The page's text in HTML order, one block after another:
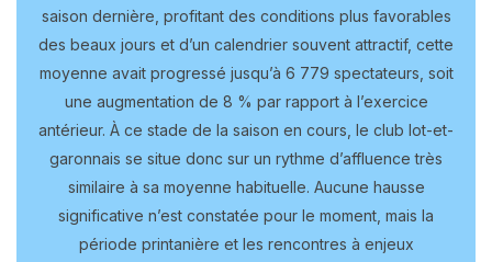
saison dernière, profitant des conditions plus favorables
des beaux jours et d’un calendrier souvent attractif, cette
moyenne avait progressé jusqu’à 6 779 spectateurs, soit
une augmentation de 8 % par rapport à l’exercice
antérieur. À ce stade de la saison en cours, le club lot-et-
garonnais se situe donc sur un rythme d’affluence très
similaire à sa moyenne habituelle. Aucune hausse
significative n’est constatée pour le moment, mais la
période printanière et les rencontres à enjeux